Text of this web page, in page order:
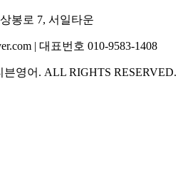
봉로 7, 서일타운
| 대표번호 010-9583-1408
븐영어 . ALL RIGHTS RESERVED.